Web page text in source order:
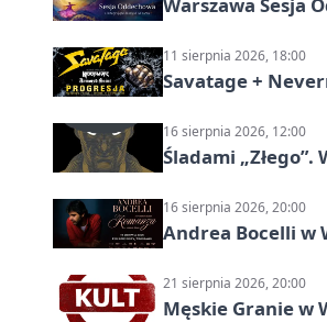
11 sierpnia 2026, 18:00
Savatage +
16 sierpnia 2026, 12:00
Śladami
16 sierpnia 2026, 20:00
Andrea Bocelli w
21 sierpnia 2026, 20:00
Męskie Granie w